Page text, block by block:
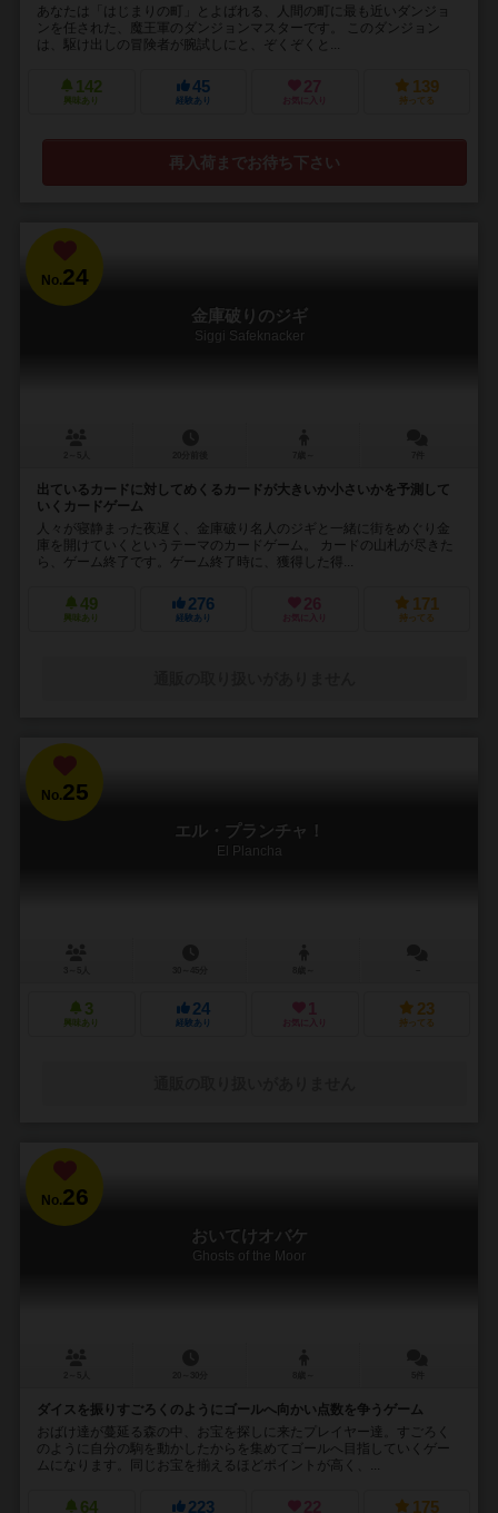
あなたは「はじまりの町」とよばれる、人間の町に最も近いダンジョ
ンを任された、魔王軍のダンジョンマスターです。 このダンジョン
は、駆け出しの冒険者が腕試しにと、ぞくぞくと...
142
興味あり
45
経験あり
27
お気に入り
139
持ってる
再入荷までお待ち下さい
No.24
金庫破りのジギ
Siggi Safeknacker
出ているカードに対してめくるカードが大きいか小さいかを予測して
いくカードゲーム
人々が寝静まった夜遅く、金庫破り名人のジギと一緒に街をめぐり金
庫を開けていくというテーマのカードゲーム。 カードの山札が尽きた
ら、ゲーム終了です。ゲーム終了時に、獲得した得...
49
興味あり
276
経験あり
26
お気に入り
171
持ってる
No.25
エル・プランチャ！
El Plancha
3
興味あり
24
経験あり
1
お気に入り
23
持ってる
No.26
おいてけオバケ
Ghosts of the Moor
ダイスを振りすごろくのようにゴールへ向かい点数を争うゲーム
おばけ達が蔓延る森の中、お宝を探しに来たプレイヤー達。すごろく
のように自分の駒を動かしたからを集めてゴールへ目指していくゲー
ムになります。同じお宝を揃えるほどポイントが高く、...
64 223 22 175